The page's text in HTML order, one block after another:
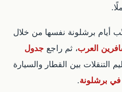
أيام برشلونة نفسها من خلال
العرب، ثم راجع جدول
التنقلات بين القطار والسيارة
في برشلونة.